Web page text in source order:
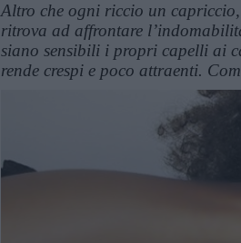
Altro che ogni riccio un
ritrova ad affrontare
siano sensibili i propri capelli ai
rende crespi e poco attraenti.